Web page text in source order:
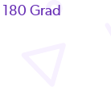
Grad